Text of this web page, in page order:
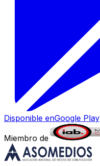
Disponible enGoogle Play
Miembro de